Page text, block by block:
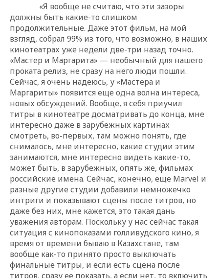
«Я вообще не считаю, что эти зазоры
должны быть какие-то слишком
продолжительные. Даже этот фильм, на мой
взгляд, собрал 99% из того, что возможно, в наших
кинотеатрах уже недели две-три назад точно.
«Мастер и Маргарита» — необычный для нашего
проката релиз, не сразу на него люди пошли.
Сейчас, я очень надеюсь, у «Мастера и
Маргариты» появится еще одна волна интереса,
новых обсуждений. Вообще, я себя приучил
титры в кинотеатре досматривать до конца, мне
интересно даже в зарубежных картинах
смотреть, во-первых, там можно понять, где
снималось, мне интересно, какие студии этим
занимаются, мне интересно видеть какие-то,
может быть, в зарубежных, опять же, фильмах
российские имена. Сейчас, конечно, еще Marvel и
разные другие студии добавили немножечко
интриги и показывают сцены после титров, но
даже без них, мне кажется, это такая дань
уважения авторам. Поскольку у нас сейчас такая
ситуация с кинопоказами голливудского кино, я
время от времени бываю в Казахстане, там
вообще как-то принято просто выключать
финальные титры, и если есть сцена после
титров, сразу ее показать, а если нет, то включить